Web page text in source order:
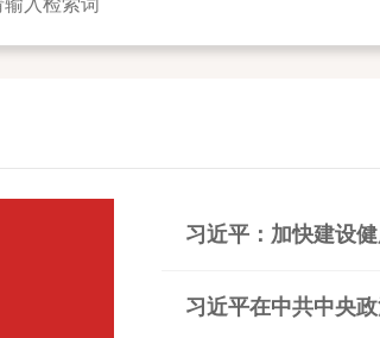
习近平：加快建设